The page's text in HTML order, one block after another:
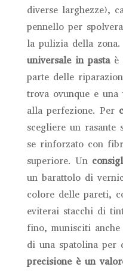
diverse larghezze),
pennello per
la pulizia della zona.
universale in pastaè
parte delle
trova ovunque e
alla perfezione. Per
scegliere un rasante
se rinforzato con
superiore. Un
un barattolo di
colore delle pareti,
eviterai stacchi di
fino, munisciti
di una spatolina per
precisione è un